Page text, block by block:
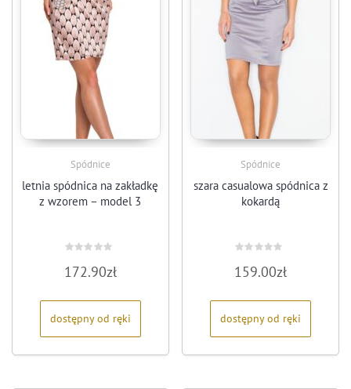
Spódnice
letnia spódnica na zakładkę
z wzorem – model 3
0172.90zł
dostępny od ręki
Spódnice
szara casualowa spódnica z
kokardą
0
159.00zł
dostępny od ręki